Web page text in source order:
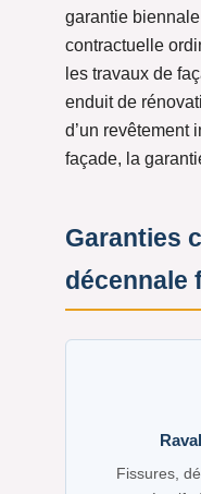
garantie
contractuelle
les travaux de
enduit de
d’un revêtement
façade, la
Garanties
décennale
Fissures,